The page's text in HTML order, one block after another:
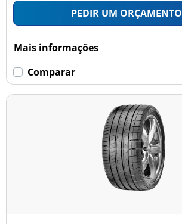
PEDIR UM ORÇAMENTO
Mais informações
Comparar